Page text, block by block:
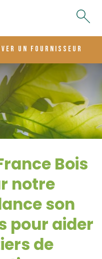
un fournisseur
Bois
notre
son
pour aider
de